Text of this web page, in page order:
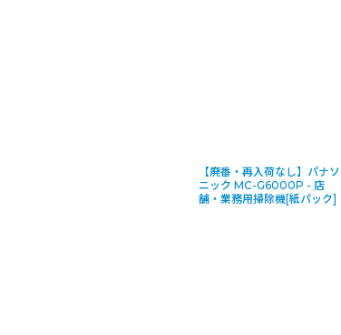
【廃番・再入荷なし】パナソ
ニック MC-G6000P - 店
舗・業務用掃除機[紙パック]